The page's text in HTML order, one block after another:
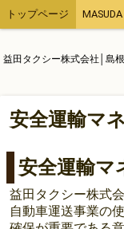
トップページ
益田タクシー株式会社│島
安全運輸マ
安全運輸マ
益田タクシー株式
自動車運送事業の